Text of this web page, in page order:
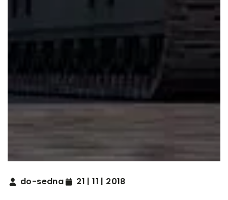
do-sedna 21 | 11 | 2018